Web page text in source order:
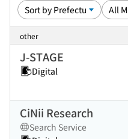
other
J-STAGE
Digital
CiNii Research
Search Service